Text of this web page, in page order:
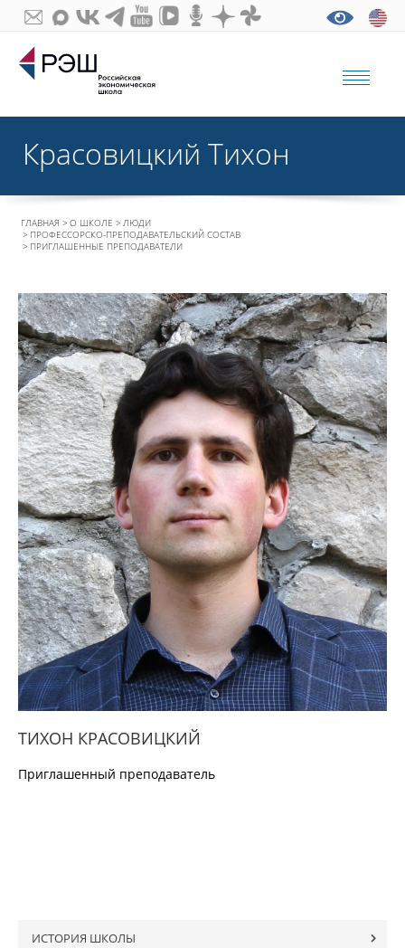
Красовицкий Тихон
ГЛАВНАЯ О ШКОЛЕ
ЛЮДИ
ПРОФЕССОРСКО-ПРЕПОДАВАТЕЛЬСКИЙ СОСТАВ
ПРИГЛАШЕННЫЕ ПРЕПОДАВАТЕЛИ
ТИХОН КРАСОВИЦКИЙ
Приглашенный преподаватель
ИСТОРИЯ ШКОЛЫ